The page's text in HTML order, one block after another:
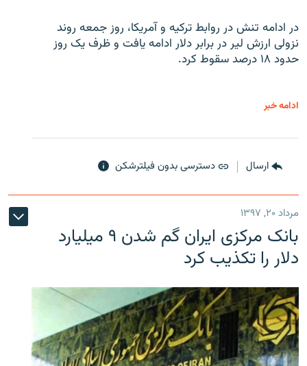
در ادامه تنش در روابط ترکیه و آمریکا، روز جمعه روند
نزولی ارزش لیر در برابر دلار ادامه یافت و ظرف یک روز
حدود ۱۸ درصد سقوط کرد.
ادامه خبر
ارسال دسترسی بدون فیلترشکن
مرداد ۲۰, ۱۳۹۷
بانک مرکزی ایران گم شدن ۹ میلیارد
دلار را تکذیب کرد